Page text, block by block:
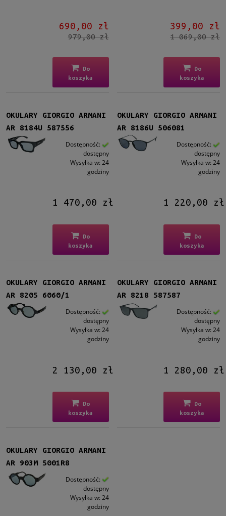
Polaryzacja
Tak(1)
do
690,00 zł
979,00 zł
Do
koszyka
399,00 zł
1 069,00 zł
Do
koszyka
OKULARY GIORGIO ARMANI
AR 8184U 587556
Dostępność:
dostępny
Wysyłka w: 24
godziny
1 470,00 zł
Do
koszyka
OKULARY GIORGIO ARMANI
AR 8186U 506081
Dostępność:
dostępny
Wysyłka w: 24
godziny
1 220,00 zł
Do
koszyka
OKULARY GIORGIO ARMANI
AR 8205 6060/1
Dostępność:
dostępny
Wysyłka w: 24
godziny
2 130,00 zł
Do
koszyka
OKULARY GIORGIO ARMANI
AR 8218 587587
Dostępność:
dostępny
Wysyłka w: 24
godziny
1 280,00 zł
Do
koszyka
OKULARY GIORGIO ARMANI
AR 903M 5001R8
Dostępność:
dostępny
Wysyłka w: 24
godziny